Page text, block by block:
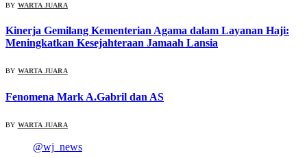
BY WARTA JUARA
Kinerja Gemilang Kementerian Agama dalam Layanan Haji:
Meningkatkan Kesejahteraan Jamaah Lansia
BY WARTA JUARA
Fenomena Mark A.Gabril dan AS
BY WARTA JUARA
@wj_news